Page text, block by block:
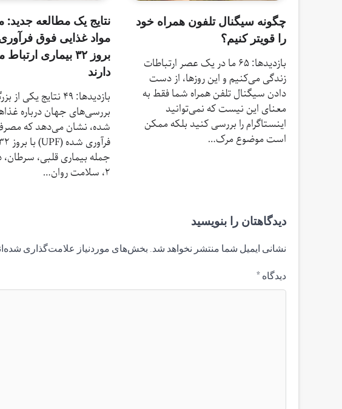
چگونه سیگنال تلفون همراه خود
را قویتر کنیم؟
بازدیدها: 65 ما در یک عصر ارتباطات
زندگی می‌کنیم و این روزها، از دست
دادن سیگنال تلفن همراه شما فقط به
معنای این نیست که نمی‌توانید
اینستاگرام را بررسی کنید بلکه ممکن
است موضوع مرک…
نتایج یک مطالعه
مواد غذایی فوق
بروز ۳۲ بیماری
دارند
بازدیدها: 49 نتایج یکی
بررسی‌‌های جهان درباره
شده، نشان می‌دهد که
جمله بیماری قلبی، سرطان،
۲، سلامت روان…
دیدگاهتان را بنویسید
نشانی ایمیل شما منتشر نخواهد شد. بخش‌های موردنیاز علامت‌گذاری
دیدگاه *